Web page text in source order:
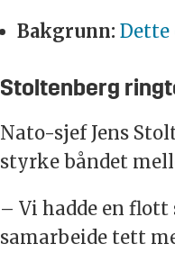
Bakgrunn:
Stoltenberg
Nato-sjef Jens
styrke båndet
– Vi hadde en flott
samarbeide tett